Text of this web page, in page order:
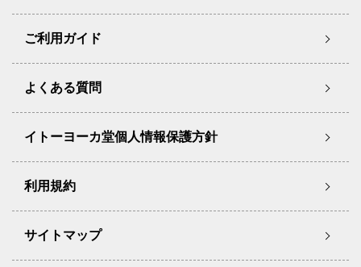
ご利用ガイド
よくある質問
イトーヨーカ堂個人情報保護方針
利用規約
サイトマップ